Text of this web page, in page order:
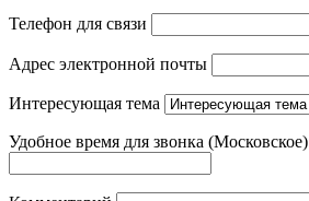
Телефон для связи
Адрес электронной почты
Интересующая тема
Удобное время для звонка (Московское)